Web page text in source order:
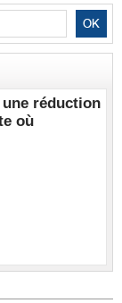
réduction
où